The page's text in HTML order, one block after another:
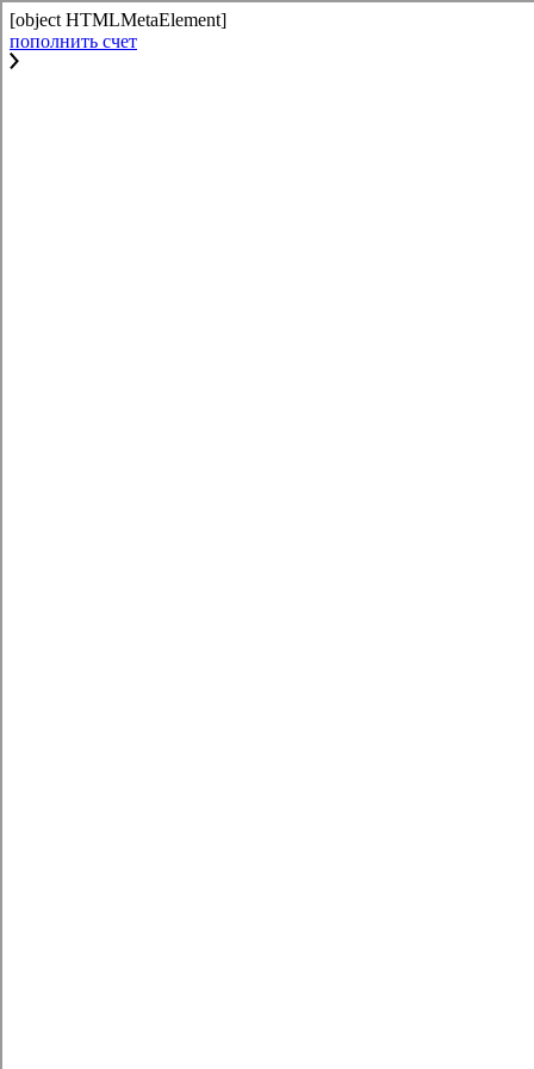
[object HTMLMetaElement]
пополнить счет